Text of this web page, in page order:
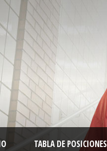
TABLA DE POSICIONES